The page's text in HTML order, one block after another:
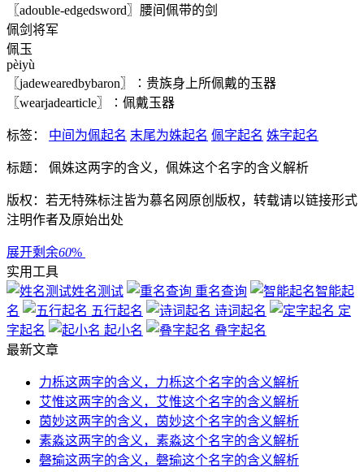
〖adouble-edgedsword〗腰间佩带的剑
佩剑将军
佩玉
pèiyù
〖jadewearedbybaron〗∶贵族身上所佩戴的玉器
〖wearjadearticle〗∶佩戴玉器
标签： 中间为佩起名 末尾为姝起名 佩字起名 姝字起名
标题： 佩姝这两字的含义，佩姝这个名字的含义解析
版权：若无特殊标注皆为慕名网原创版权，转载请以链接形式
注明作者及原始出处
展开剩余60%
实用工具
姓名测试
重名查询
智能起
名
五行起名 诗词起名
定
字起名
起小名
叠字起名
最新文章
力栎这两字的含义，力栎这个名字的含义解析
艾惟这两字的含义，艾惟这个名字的含义解析
茵妙这两字的含义，茵妙这个名字的含义解析
素淼这两字的含义，素淼这个名字的含义解析
磬瑜这两字的含义，磬瑜这个名字的含义解析